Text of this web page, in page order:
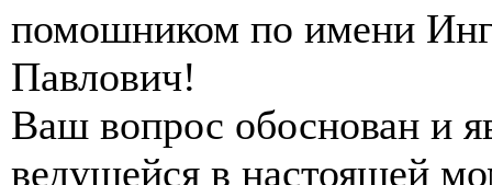
помошником по имени
Павлович!
Ваш вопрос обоснован и
ведущейся в настоящей